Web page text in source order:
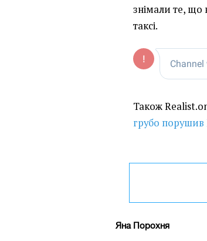
знімали те, що
таксі.
Також
грубо порушив
Яна Порохня